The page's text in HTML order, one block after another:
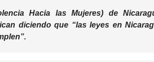
Hacia las Mujeres) de
diciendo que “las leyes en